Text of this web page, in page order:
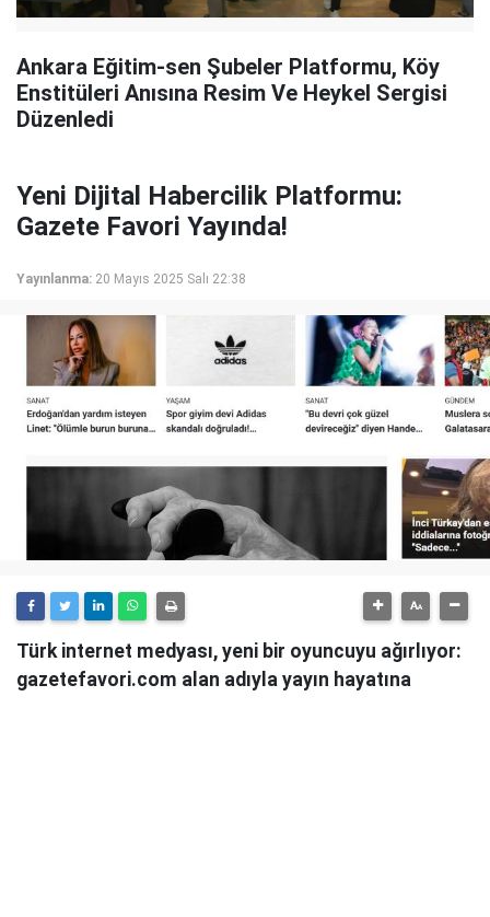
Ankara Eğitim-sen Şubeler Platformu, Köy
Enstitüleri Anısına Resim Ve Heykel Sergisi
Düzenledi
Yeni Dijital Habercilik Platformu:
Gazete Favori Yayında!
Yayınlanma: 20 Mayıs 2025 Salı 22:38
Türk internet medyası, yeni bir oyuncuyu ağırlıyor:
gazetefavori.com alan adıyla yayın hayatına